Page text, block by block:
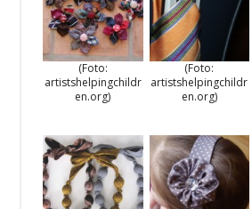
(Foto:
artistshelpingchildr
en.org)
(Foto:
artistshelpingchildr
en.org)